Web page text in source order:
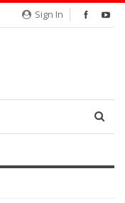
Sign In